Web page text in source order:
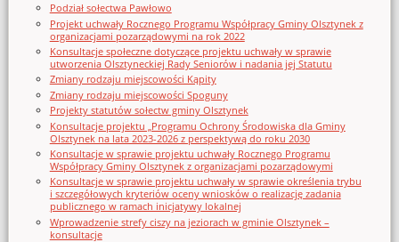
Podział sołectwa Pawłowo
Projekt uchwały Rocznego Programu Współpracy Gminy Olsztynek z
organizacjami pozarządowymi na rok 2022
Konsultacje społeczne dotyczące projektu uchwały w sprawie
utworzenia Olsztyneckiej Rady Seniorów i nadania jej Statutu
Zmiany rodzaju miejscowości Kąpity
Zmiany rodzaju miejscowości Spoguny
Projekty statutów sołectw gminy Olsztynek
Konsultacje projektu „Programu Ochrony Środowiska dla Gminy
Olsztynek na lata 2023-2026 z perspektywą do roku 2030
Konsultacje w sprawie projektu uchwały Rocznego Programu
Współpracy Gminy Olsztynek z organizacjami pozarządowymi
Konsultacje w sprawie projektu uchwały w sprawie określenia trybu
i szczegółowych kryteriów oceny wniosków o realizację zadania
publicznego w ramach inicjatywy lokalnej
Wprowadzenie strefy ciszy na jeziorach w gminie Olsztynek –
konsultacje